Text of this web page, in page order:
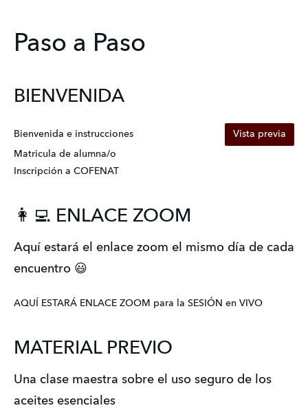
Paso a Paso
BIENVENIDA
Bienvenida e instrucciones Vista previa
Matricula de alumna/o
Inscripción a COFENAT
👩‍💻 ENLACE ZOOM
Aquí estará el enlace zoom el mismo día de cada
encuentro 😃
AQUÍ ESTARÁ ENLACE ZOOM para la SESIÓN en VIVO
MATERIAL PREVIO
Una clase maestra sobre el uso seguro de los
aceites esenciales